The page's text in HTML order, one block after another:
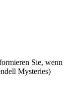
Sie, wenn
Mysteries)